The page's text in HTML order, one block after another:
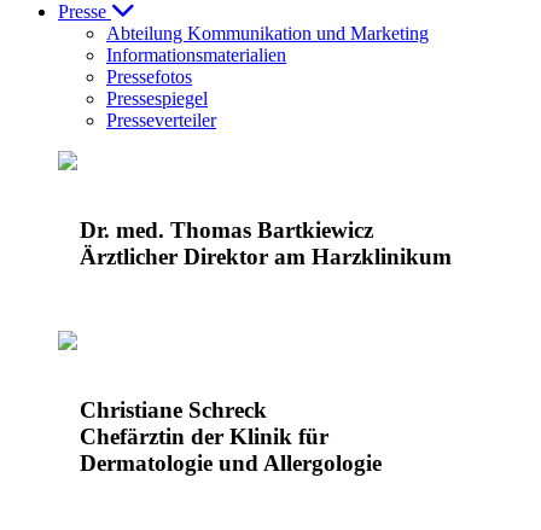
Presse
Abteilung Kommunikation und Marketing
Informationsmaterialien
Pressefotos
Pressespiegel
Presseverteiler
Dr. med. Thomas Bartkiewicz
Ärztlicher Direktor am Harzklinikum
Christiane Schreck
Chefärztin der Klinik für
Dermatologie und Allergologie